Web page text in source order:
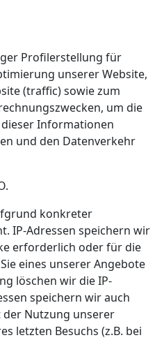
Profilerstellung für
unserer Website,
(traffic) sowie zum
um die
Informationen
und den Datenverkehr
konkreter
IP-Adressen speichern wir
erforderlich oder für die
eines unserer Angebote
löschen wir die IP-
speichern wir auch
Nutzung unserer
letzten Besuchs (z.B. bei